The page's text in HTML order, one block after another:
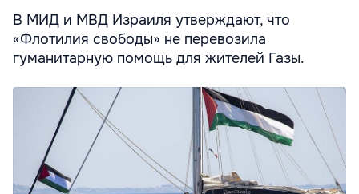
В МИД и МВД Израиля утверждают, что
«Флотилия свободы» не перевозила
гуманитарную помощь для жителей Газы.